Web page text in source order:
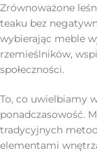
Zrównoważone
teaku bez
wybierając meble
rzemieślników,
społeczności.
To, co uwielbiamy
ponadczasowość.
tradycyjnych
elementami